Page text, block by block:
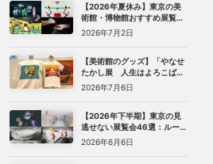
【2026年夏休み】東京の美
術館・博物館おすすめ展覧会
27選｜ゴッホ、レンブラント
から、ピングー、トニー・ア
2026年7月2日
【美術館のグッズ】「やなせ
たかし展 人生はよろこばせ
ごっこ」 （世田谷文学館）で
見つけた、編集部おすすめグ
2026年7月6日
【2026年下半期】東京の見
逃せない展覧会46選：ルーヴ
ル美術館展、ターナー展か
ら、マリメッコ、森万里子展
2026年6月6日